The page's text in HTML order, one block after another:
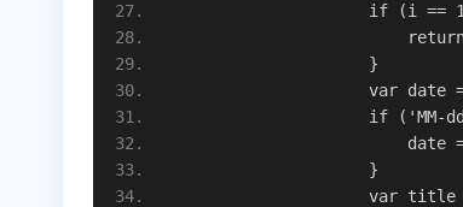
if (i ==
                    }
var date
if ('MM-
date
                    }
var title